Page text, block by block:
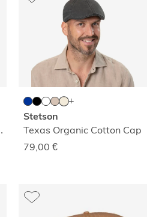
Stetson
Texas Organic Cotton Cap
79,00 €